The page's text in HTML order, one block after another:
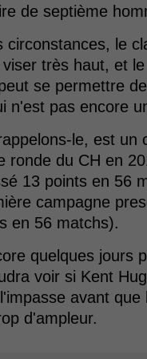
de septième
circonstances, le
très haut, et
se permettre
n'est pas encore
le, est un
ronde du CH en
13 points en 56
campagne
en 56 matchs).
quelques jours
voir si Kent
avant que
d'ampleur.